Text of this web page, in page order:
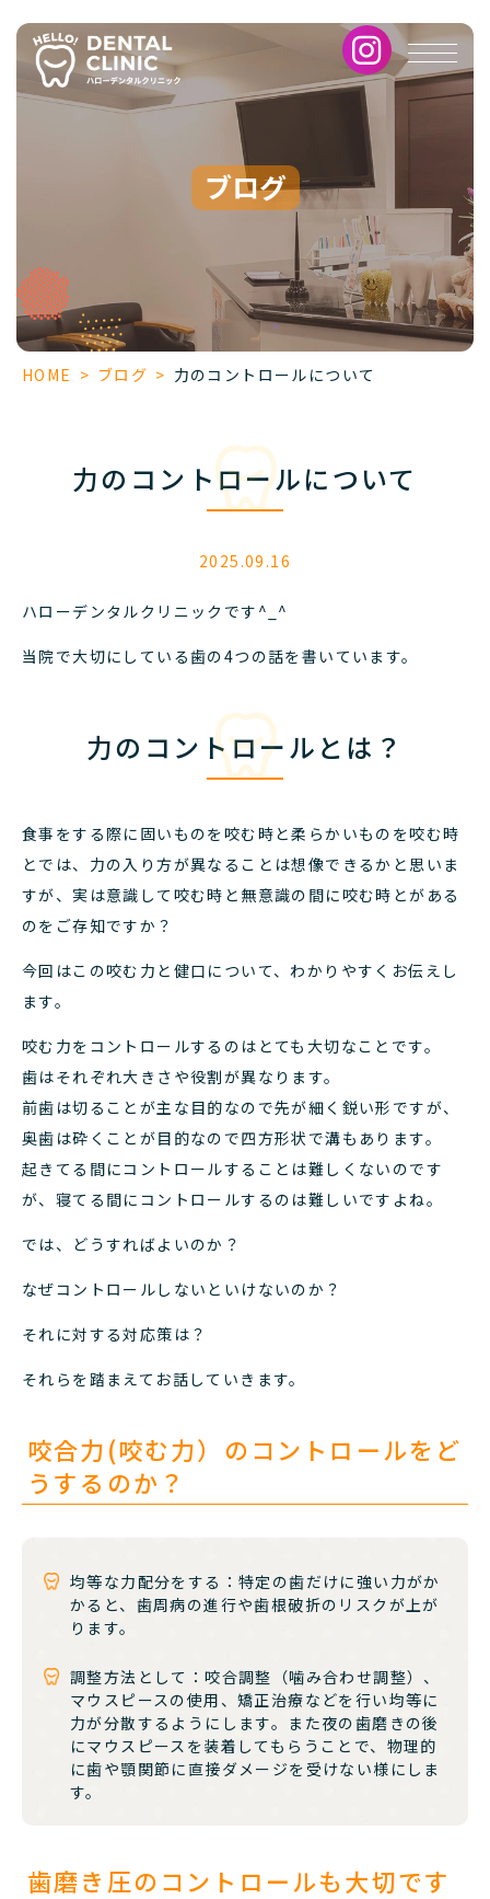
力
の
コ
に
い
て
ブログ
HOME > ブログ > 力のコントロールについて
力のコントロールについて
2025.09.16
ハローデンタルクリニックです^_^
当院で大切にしている歯の4つの話を書いています。
力のコントロールとは？
食事をする際に固いものを咬む時と柔らかいものを咬む時
とでは、力の入り方が異なることは想像できるかと思いま
すが、実は意識して咬む時と無意識の間に咬む時とがある
のをご存知ですか？
今回はこの咬む力と健口について、わかりやすくお伝えし
ます。
咬む力をコントロールするのはとても大切なことです。
歯はそれぞれ大きさや役割が異なります。
前歯は切ることが主な目的なので先が細く鋭い形ですが、
奥歯は砕くことが目的なので四方形状で溝もあります。
起きてる間にコントロールすることは難しくないのです
が、寝てる間にコントロールするのは難しいですよね。
では、どうすればよいのか？
なぜコントロールしないといけないのか？
それに対する対応策は？
それらを踏まえてお話していきます。
咬合力(咬む力）のコントロールをど
うするのか？
均等な力配分をする： 特定の歯だけに強い力がか
かると、歯周病の進行や歯根破折のリスクが上が
ります。
調整方法として：咬合調整（噛み合わせ調整）、
マウスピースの使用、矯正治療などを行い均等に
力が分散するようにします。また夜の歯磨きの後
にマウスピースを装着してもらうことで、物理的
に歯や顎関節に直接ダメージを受けない様にしま
す。
歯磨き圧のコントロールも大切です